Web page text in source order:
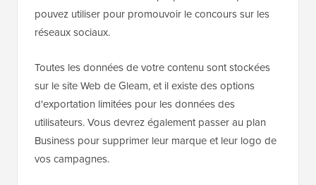
pouvez utiliser pour promouvoir le concours sur les
réseaux sociaux.
Toutes les données de votre contenu sont stockées
sur le site Web de Gleam, et il existe des options
d'exportation limitées pour les données des
utilisateurs. Vous devrez également passer au plan
Business pour supprimer leur marque et leur logo de
vos campagnes.